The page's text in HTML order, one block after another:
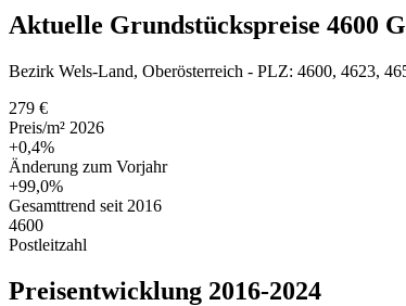
Aktuelle Grundstückspreise 4600
Bezirk Wels-Land, Oberösterreich - PLZ: 4600, 4623,
279 €
Preis/m² 2026
+0,4%
Änderung zum Vorjahr
+99,0%
Gesamttrend seit 2016
4600
Postleitzahl
Preisentwicklung 2016-2024